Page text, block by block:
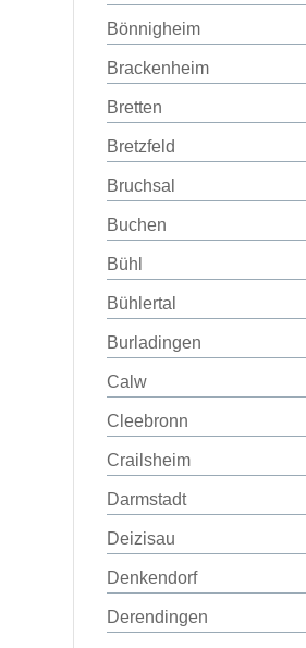
Bönnigheim
Brackenheim
Bretten
Bretzfeld
Bruchsal
Buchen
Bühl
Bühlertal
Burladingen
Calw
Cleebronn
Crailsheim
Darmstadt
Deizisau
Denkendorf
Derendingen